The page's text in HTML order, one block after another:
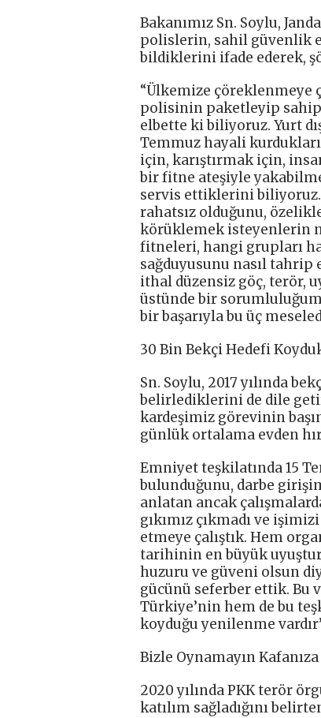
Bakanımız Sn. Soylu,
polislerin, sahil güvenlik
bildiklerini ifade ederek,
“Ülkemize çöreklenmeye
polisinin paketleyip
elbette ki biliyoruz. Yurt
Temmuz hayali
için, karıştırmak için,
bir fitne ateşiyle
servis ettiklerini
rahatsız olduğunu,
körüklemek isteyenlerin
fitneleri, hangi grupları
sağduyusunu nasıl tahrip
ithal düzensiz göç, terör,
üstünde bir
bir başarıyla bu üç
30 Bin Bekçi Hedefi
Sn. Soylu, 2017 yılında
belirlediklerini de dile
kardeşimiz görevinin
günlük ortalama evden
Emniyet teşkilatında 15
bulunduğunu, darbe
anlatan ancak
gıkımız çıkmadı ve
etmeye çalıştık. Hem
tarihinin en büyük
huzuru ve güveni olsun
gücünü seferber ettik. Bu
Türkiye’nin hem de bu
koyduğu yenilenme
Bizle Oynamayın
2020 yılında PKK terör
katılım sağladığını